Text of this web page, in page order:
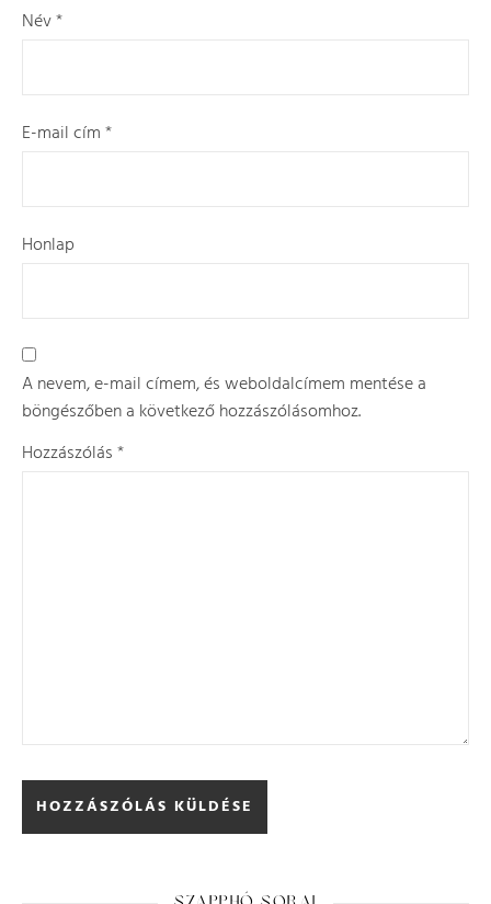
Név*
E-mail cím*
Honlap
A nevem, e-mail címem, és weboldalcímem mentése a
böngészőben a következő hozzászólásomhoz.
Hozzászólás*